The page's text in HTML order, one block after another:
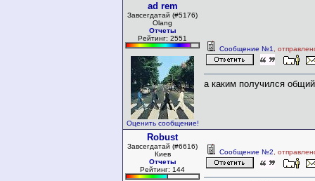
ad rem
Завсегдатай (#5176)
Olang
Отчеты
Рейтинг: 2551
Оценить сообщение!
Сообщение №1 ,
а каким получился
Robust
Завсегдатай (#6616)
Киев
Отчеты
Рейтинг: 144
Сообщение №2 ,